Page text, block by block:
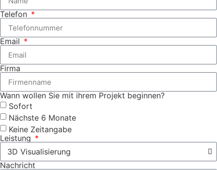
Telefon
Email
Firma
Wann wollen Sie mit ihrem Projekt beginnen?
Sofort
Nächste 6 Monate
Keine Zeitangabe
Leistung
Nachricht